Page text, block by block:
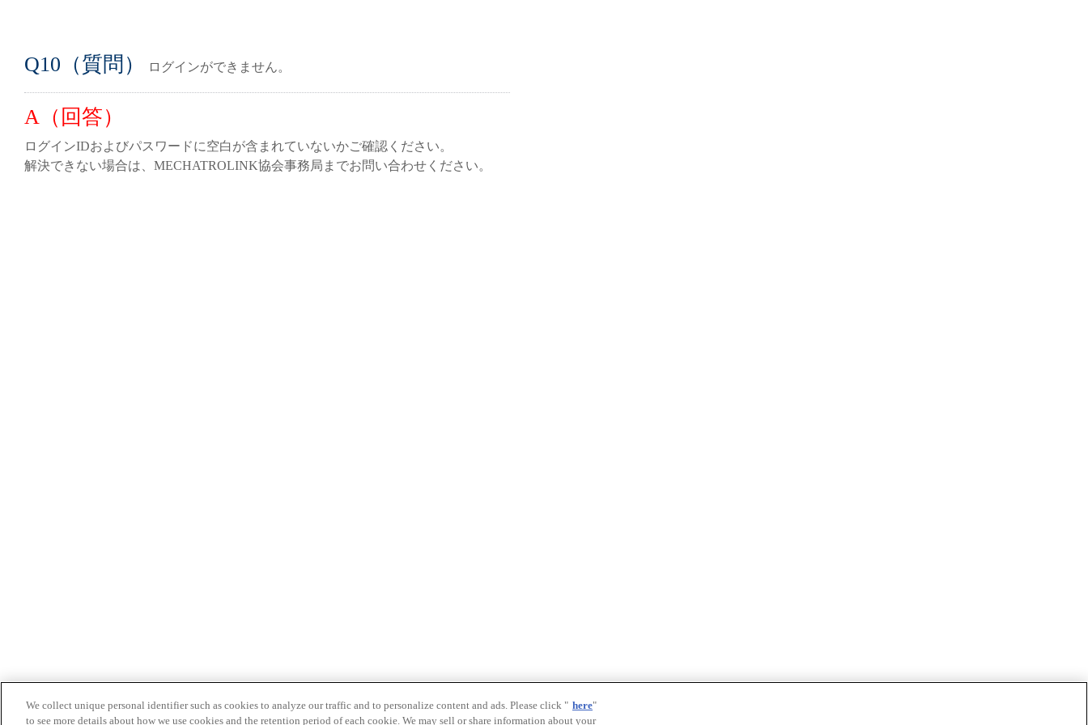
Q10（質問） ログインができません。
A（回答）
ログインIDおよびパスワードに空白が含まれていないかご確認ください。
解決できない場合は、MECHATROLINK協会事務局までお問い合わせください。
We collect unique personal identifier such as cookies to analyze our traffic and to personalize content and ads. Please click " here"
to see more details about how we use cookies and the retention period of each cookie. We may sell or share information about your